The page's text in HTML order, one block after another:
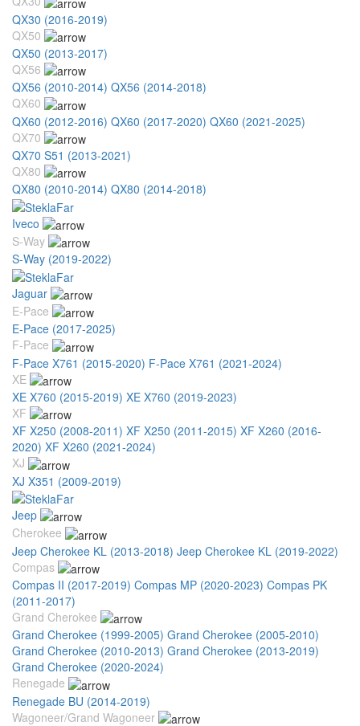
QX30 (2016-2019)
QX50
QX50 (2013-2017)
QX56
QX56 (2010-2014) QX56 (2014-2018)
QX60
QX60 (2012-2016) QX60 (2017-2020) QX60 (2021-2025)
QX70
QX70 S51 (2013-2021)
QX80
QX80 (2010-2014) QX80 (2014-2018)
Iveco
S-Way
S-Way (2019-2022)
Jaguar
E-Pace
E-Pace (2017-2025)
F-Pace
F-Pace X761 (2015-2020) F-Pace X761 (2021-2024)
XE
XE X760 (2015-2019) XE X760 (2019-2023)
XF
XF X250 (2008-2011) XF X250 (2011-2015) XF X260 (2016-
2020) XF X260 (2021-2024)
XJ
XJ X351 (2009-2019)
Jeep
Cherokee
Jeep Cherokee KL (2013-2018) Jeep Cherokee KL (2019-2022)
Compas
Compas II (2017-2019) Compas MP (2020-2023) Compas PK
(2011-2017)
Grand Cherokee
Grand Cherokee (1999-2005) Grand Cherokee (2005-2010)
Grand Cherokee (2010-2013) Grand Cherokee (2013-2019)
Grand Cherokee (2020-2024)
Renegade
Renegade BU (2014-2019)
Wagoneer/Grand Wagoneer